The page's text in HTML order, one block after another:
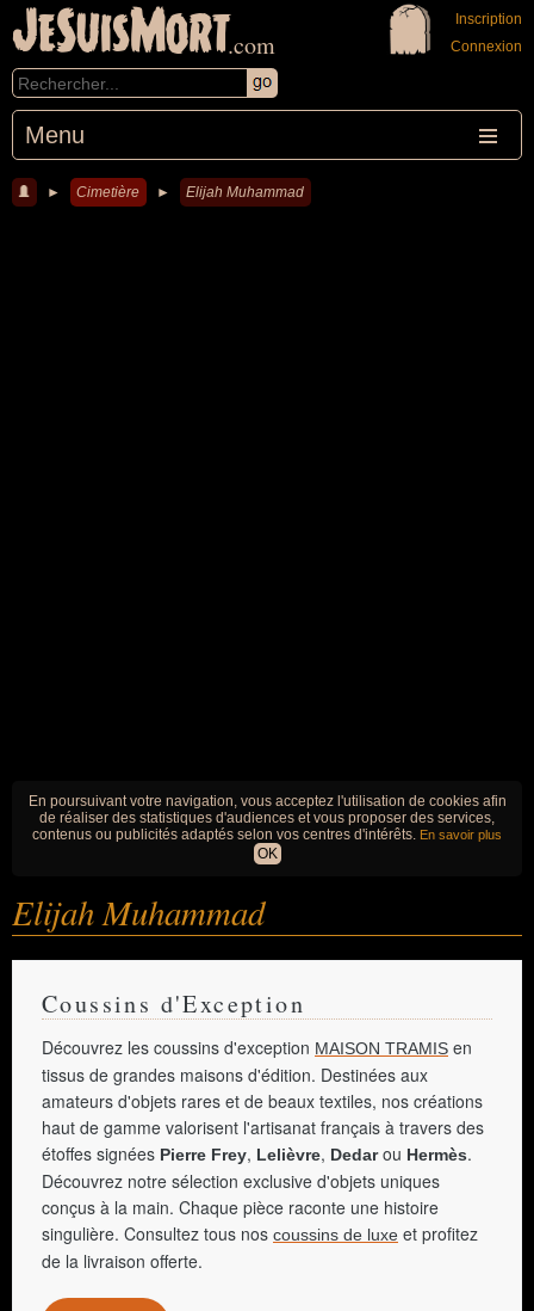
JeSuisMort.com
Menu
Inscription
Connexion
► Cimetière ► Elijah Muhammad
En poursuivant votre navigation, vous acceptez l'utilisation de cookies afin
de réaliser des statistiques d'audiences et vous proposer des services,
contenus ou publicités adaptés selon vos centres d'intérêts. En savoir plus
OK
Elijah Muhammad
Coussins d'Exception
Découvrez les coussins d'exception MAISON TRAMIS en
tissus de grandes maisons d'édition. Destinées aux
amateurs d'objets rares et de beaux textiles, nos créations
haut de gamme valorisent l'artisanat français à travers des
étoffes signées Pierre Frey, Lelièvre, Dedarou Hermès.
Découvrez notre sélection exclusive d'objets uniques
conçus à la main. Chaque pièce raconte une histoire
singulière. Consultez tous nos coussins de luxe et profitez
de la livraison offerte.